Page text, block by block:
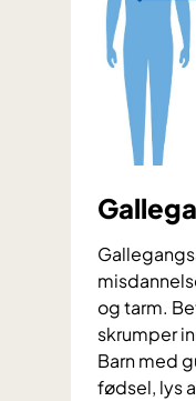
og tarm.
skrumper
Barn med
fødsel, lys